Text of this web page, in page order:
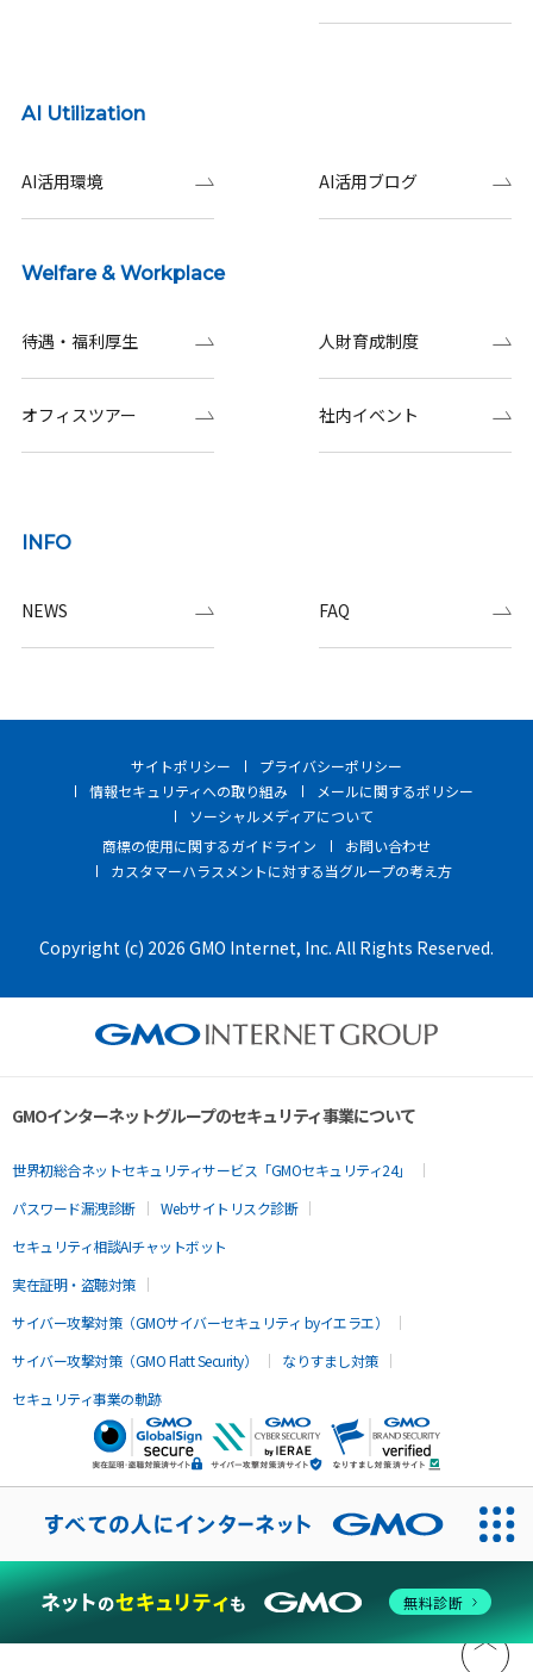
AI Utilization
AI活用環境 AI活用ブログ
Welfare & Workplace
待遇・福利厚生 人財育成制度
オフィスツアー 社内イベント
INFO
NEWS FAQ
サイトポリシー
プライバシーポリシー
情報セキュリティへの取り組み
メールに関するポリシー
ソーシャルメディアについて
商標の使用に関するガイドライン
お問い合わせ
カスタマーハラスメントに対する当グループの考え方
Copyright (c) 2026 GMO Internet, Inc. All Rights Reserved.
GMOインターネットグループのセキュリティ事業について
世界初総合ネットセキュリティサービス「GMOセキュリティ24」
パスワード漏洩診断
Webサイトリスク診断
セキュリティ相談AIチャットボット
実在証明・盗聴対策
サイバー攻撃対策（GMOサイバーセキュリティ byイエラエ）
サイバー攻撃対策（GMO Flatt Security）
なりすまし対策
セキュリティ事業の軌跡
無料診断